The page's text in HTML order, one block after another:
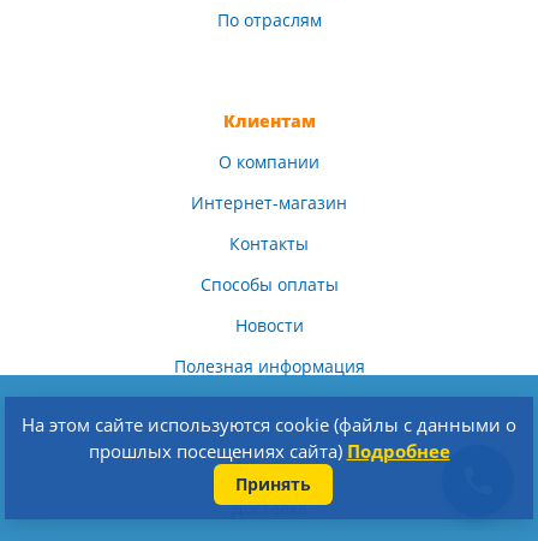
На этом сайте используются cookie (файлы с данными о
прошлых посещениях сайта) Подробнее
Принять
По отраслям
Клиентам
О компании
Интернет-магазин
Контакты
Способы оплаты
Новости
Полезная информация
Услуги
Доставка